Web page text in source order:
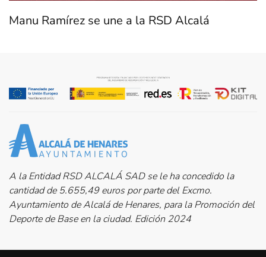
Manu Ramírez se une a la RSD Alcalá
A la Entidad RSD ALCALÁ SAD se le ha concedido la
cantidad de 5.655,49 euros por parte del Excmo.
Ayuntamiento de Alcalá de Henares, para la Promoción del
Deporte de Base en la ciudad. Edición 2024